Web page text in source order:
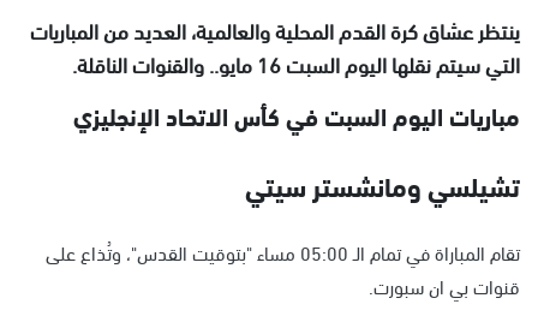
ينتظر عشاق كرة القدم المحلية والعالمية، العديد من المباريات
التي سيتم نقلها اليوم السبت 16 مايو.. والقنوات الناقلة.
مباريات اليوم السبت في كأس الاتحاد الإنجليزي
تشيلسي ومانشستر سيتي
تقام المباراة في تمام الـ 05:00 مساء "بتوقيت القدس"، وتُذاع على
قنوات بي ان سبورت.